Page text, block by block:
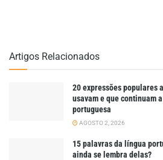
Artigos Relacionados
20 expressões populares
usavam e que continuam
portuguesa
AGOSTO 2, 2026
15 palavras da língua
ainda se lembra delas?